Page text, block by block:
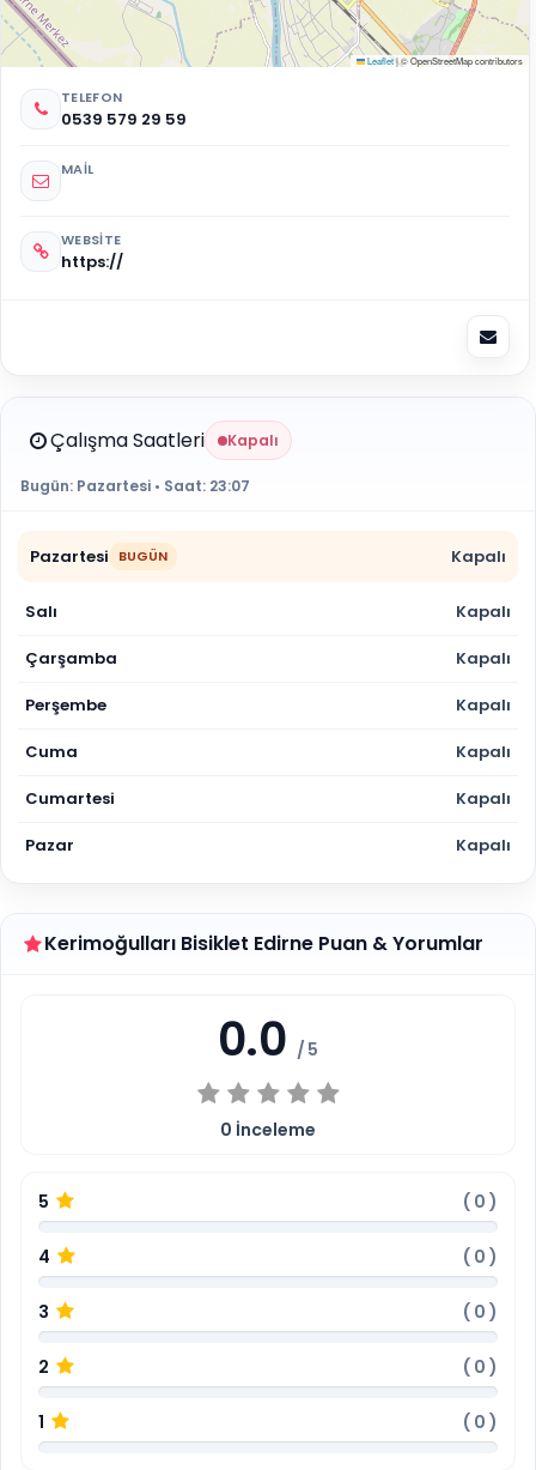
Leaflet|© OpenStreetMap contributors
TELEFON
0539 579 29 59
MAIL
WEBSITE
https://
Çalışma Saatleri Kapalı
Bugün: Pazartesi • Saat: 23:07
Pazartesi BUGÜN Kapalı
Salı Kapalı
Çarşamba Kapalı
Perşembe Kapalı
Cuma Kapalı
Cumartesi Kapalı
Pazar Kapalı
Kerimoğulları Bisiklet Edirne Puan & Yorumlar
0.0 / 5
0 İnceleme
5 ( 0 )
4 ( 0 )
3 ( 0 )
2 ( 0 )
1 ( 0 )